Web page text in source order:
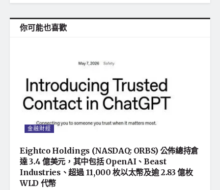
你可能也喜歡
金融財經
Eightco Holdings (NASDAQ: ORBS) 公佈總持倉
達 3.4 億美元，其中包括 OpenAI、Beast
Industries、超過 11,000 枚以太幣及逾 2.83 億枚
WLD 代幣